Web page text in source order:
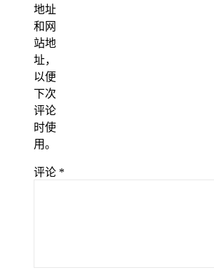
地址
和网
站地
址，
以便
下次
评论
时使
用。
评论 *